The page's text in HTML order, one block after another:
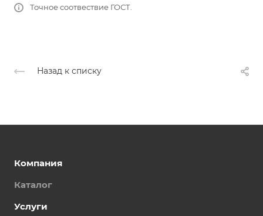
Точное соотвествие ГОСТ.
Назад к списку
Компания
Каталог
Услуги